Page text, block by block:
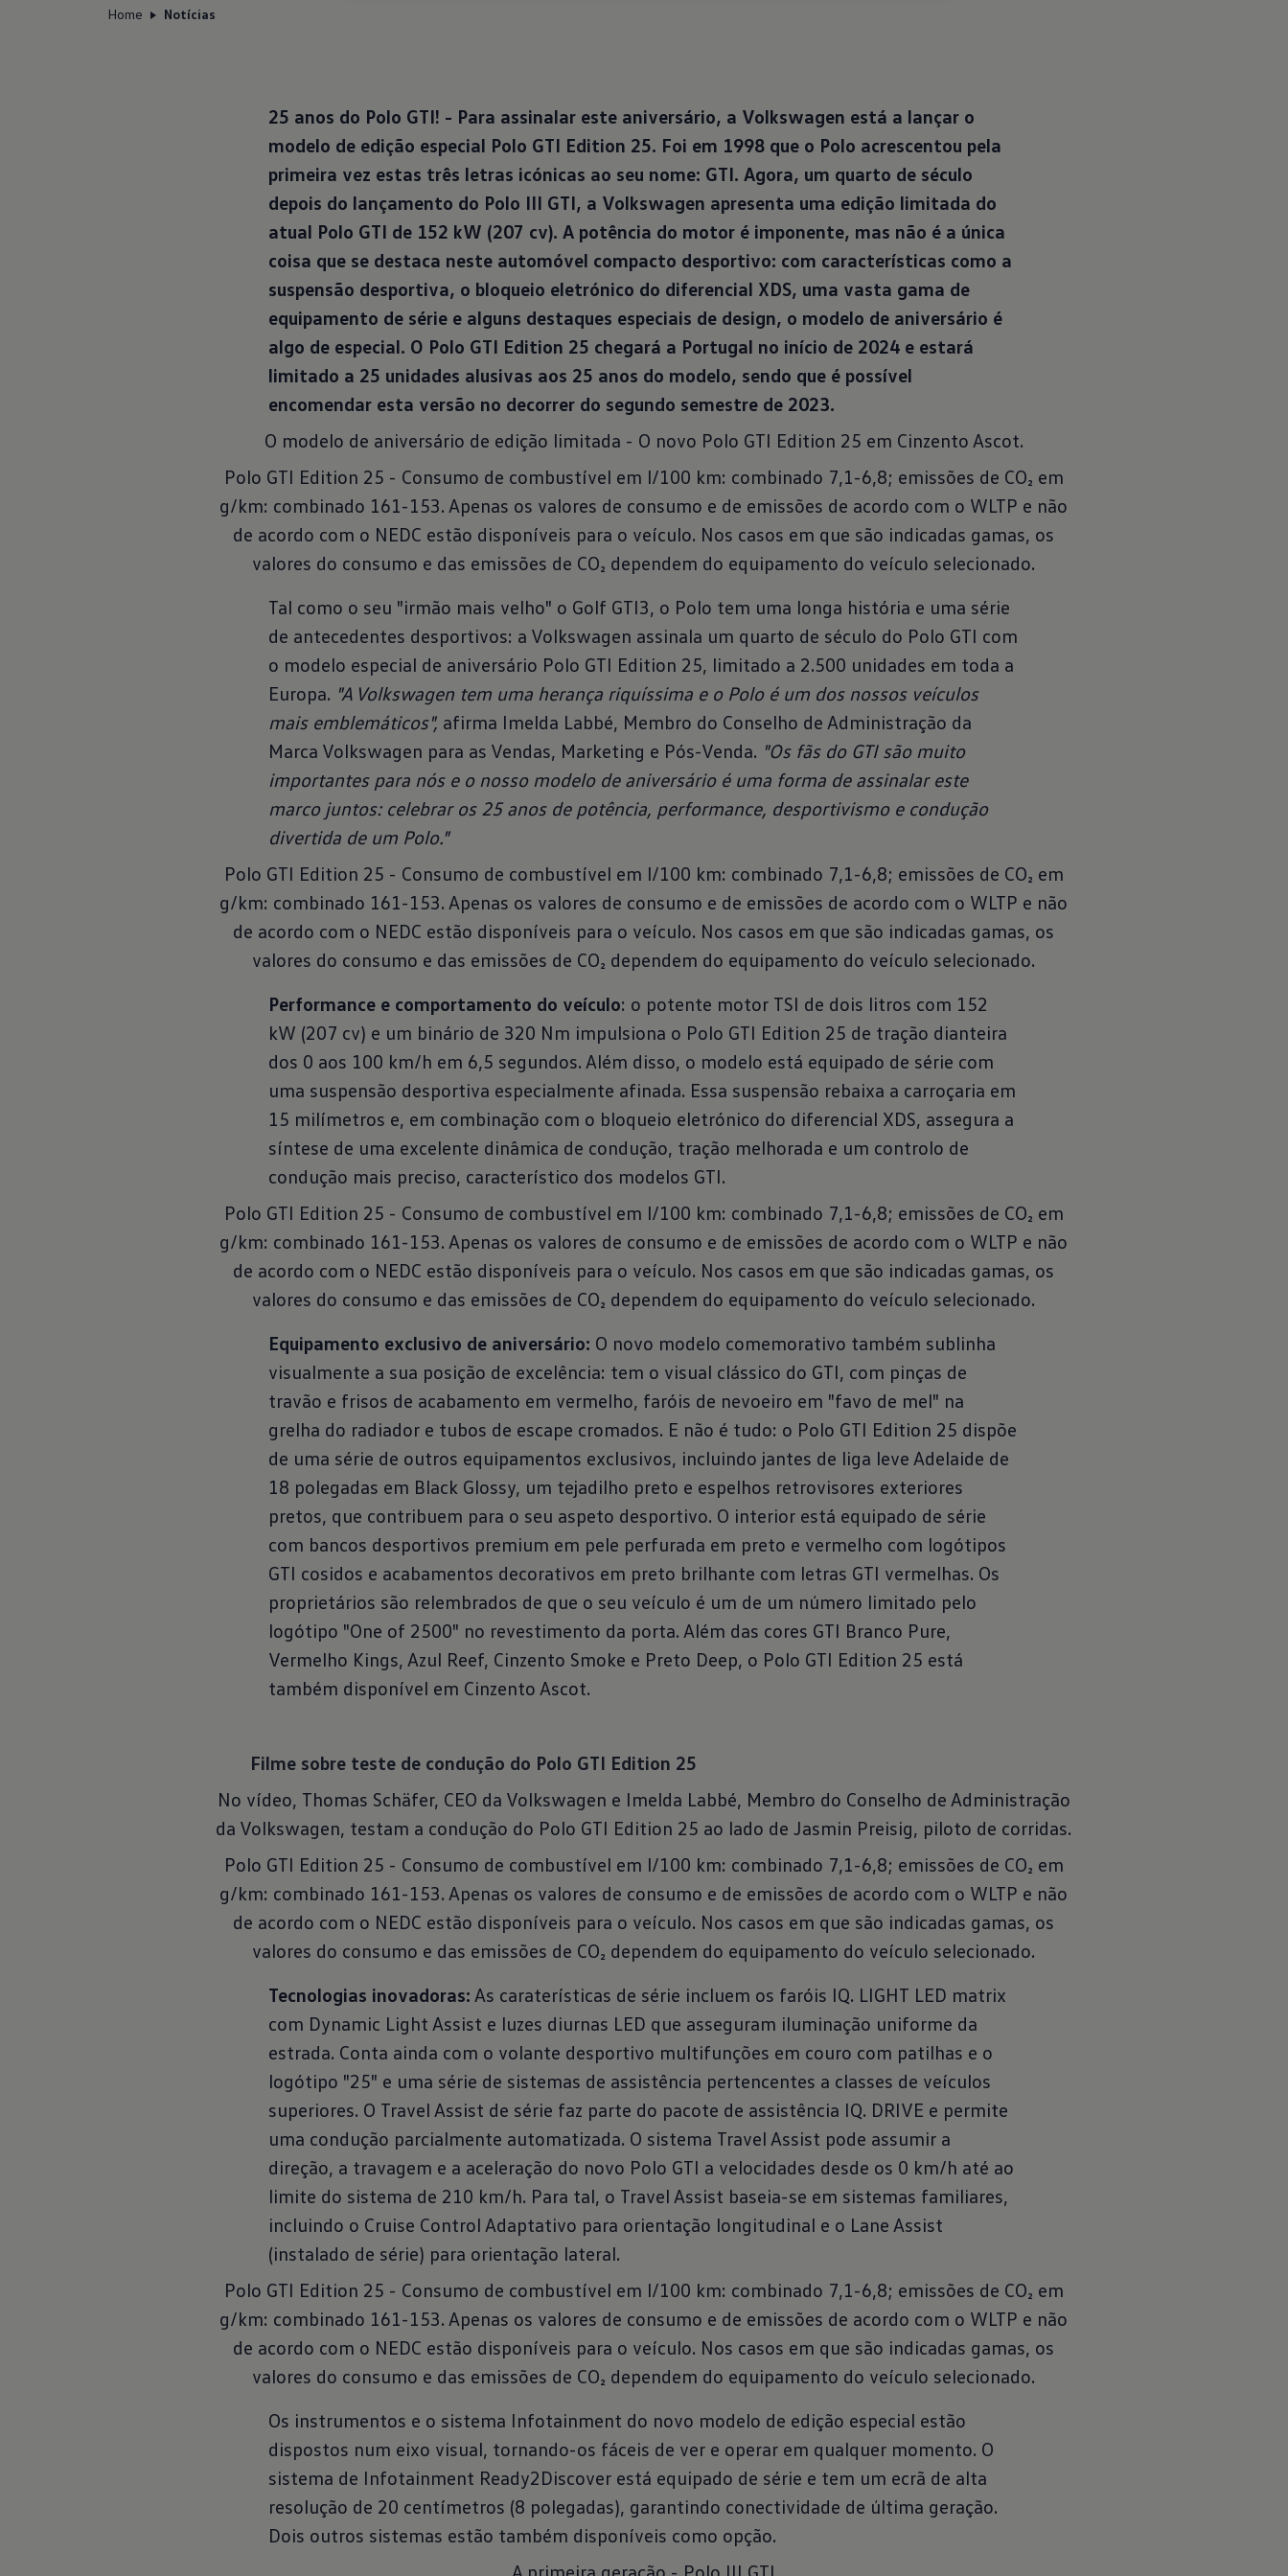
Home Notícias
25 anos do Polo GTI! - Para assinalar este aniversário, a Volkswagen está a lançar o
modelo de edição especial Polo GTI Edition 25. Foi em 1998 que o Polo acrescentou pela
primeira vez estas três letras icónicas ao seu nome: GTI. Agora, um quarto de século
depois do lançamento do Polo III GTI, a Volkswagen apresenta uma edição limitada do
atual Polo GTI de 152 kW (207 cv). A potência do motor é imponente, mas não é a única
coisa que se destaca neste automóvel compacto desportivo: com características como a
suspensão desportiva, o bloqueio eletrónico do diferencial XDS, uma vasta gama de
equipamento de série e alguns destaques especiais de design, o modelo de aniversário é
algo de especial. O Polo GTI Edition 25 chegará a Portugal no início de 2024 e estará
limitado a 25 unidades alusivas aos 25 anos do modelo, sendo que é possível
encomendar esta versão no decorrer do segundo semestre de 2023.
O modelo de aniversário de edição limitada - O novo Polo GTI Edition 25 em Cinzento Ascot.
Polo GTI Edition 25 - Consumo de combustível em l/100 km: combinado 7,1-6,8; emissões de CO₂ em
g/km: combinado 161-153. Apenas os valores de consumo e de emissões de acordo com o WLTP e não
de acordo com o NEDC estão disponíveis para o veículo. Nos casos em que são indicadas gamas, os
valores do consumo e das emissões de CO₂ dependem do equipamento do veículo selecionado.
Tal como o seu "irmão mais velho" o Golf GTI3, o Polo tem uma longa história e uma série
de antecedentes desportivos: a Volkswagen assinala um quarto de século do Polo GTI com
o modelo especial de aniversário Polo GTI Edition 25, limitado a 2.500 unidades em toda a
Europa. "A Volkswagen tem uma herança riquíssima e o Polo é um dos nossos veículos
mais emblemáticos", afirma Imelda Labbé, Membro do Conselho de Administração da
Marca Volkswagen para as Vendas, Marketing e Pós-Venda. "Os fãs do GTI são muito
importantes para nós e o nosso modelo de aniversário é uma forma de assinalar este
marco juntos: celebrar os 25 anos de potência, performance, desportivismo e condução
divertida de um Polo."
Polo GTI Edition 25 - Consumo de combustível em l/100 km: combinado 7,1-6,8; emissões de CO₂ em
g/km: combinado 161-153. Apenas os valores de consumo e de emissões de acordo com o WLTP e não
de acordo com o NEDC estão disponíveis para o veículo. Nos casos em que são indicadas gamas, os
valores do consumo e das emissões de CO₂ dependem do equipamento do veículo selecionado.
Performance e comportamento do veículo: o potente motor TSI de dois litros com 152
kW (207 cv) e um binário de 320 Nm impulsiona o Polo GTI Edition 25 de tração dianteira
dos 0 aos 100 km/h em 6,5 segundos. Além disso, o modelo está equipado de série com
uma suspensão desportiva especialmente afinada. Essa suspensão rebaixa a carroçaria em
15 milímetros e, em combinação com o bloqueio eletrónico do diferencial XDS, assegura a
síntese de uma excelente dinâmica de condução, tração melhorada e um controlo de
condução mais preciso, característico dos modelos GTI.
Polo GTI Edition 25 - Consumo de combustível em l/100 km: combinado 7,1-6,8; emissões de CO₂ em
g/km: combinado 161-153. Apenas os valores de consumo e de emissões de acordo com o WLTP e não
de acordo com o NEDC estão disponíveis para o veículo. Nos casos em que são indicadas gamas, os
valores do consumo e das emissões de CO₂ dependem do equipamento do veículo selecionado.
Equipamento exclusivo de aniversário: O novo modelo comemorativo também sublinha
visualmente a sua posição de excelência: tem o visual clássico do GTI, com pinças de
travão e frisos de acabamento em vermelho, faróis de nevoeiro em "favo de mel" na
grelha do radiador e tubos de escape cromados. E não é tudo: o Polo GTI Edition 25 dispõe
de uma série de outros equipamentos exclusivos, incluindo jantes de liga leve Adelaide de
18 polegadas em Black Glossy, um tejadilho preto e espelhos retrovisores exteriores
pretos, que contribuem para o seu aspeto desportivo. O interior está equipado de série
com bancos desportivos premium em pele perfurada em preto e vermelho com logótipos
GTI cosidos e acabamentos decorativos em preto brilhante com letras GTI vermelhas. Os
proprietários são relembrados de que o seu veículo é um de um número limitado pelo
logótipo "One of 2500" no revestimento da porta. Além das cores GTI Branco Pure,
Vermelho Kings, Azul Reef, Cinzento Smoke e Preto Deep, o Polo GTI Edition 25 está
também disponível em Cinzento Ascot.
Filme sobre teste de condução do Polo GTI Edition 25
No vídeo, Thomas Schäfer, CEO da Volkswagen e Imelda Labbé, Membro do Conselho de Administração
da Volkswagen, testam a condução do Polo GTI Edition 25 ao lado de Jasmin Preisig, piloto de corridas.
Polo GTI Edition 25 - Consumo de combustível em l/100 km: combinado 7,1-6,8; emissões de CO₂ em
g/km: combinado 161-153. Apenas os valores de consumo e de emissões de acordo com o WLTP e não
de acordo com o NEDC estão disponíveis para o veículo. Nos casos em que são indicadas gamas, os
valores do consumo e das emissões de CO₂ dependem do equipamento do veículo selecionado.
Tecnologias inovadoras: As caraterísticas de série incluem os faróis IQ. LIGHT LED matrix
com Dynamic Light Assist e luzes diurnas LED que asseguram iluminação uniforme da
estrada. Conta ainda com o volante desportivo multifunções em couro com patilhas e o
logótipo "25" e uma série de sistemas de assistência pertencentes a classes de veículos
superiores. O Travel Assist de série faz parte do pacote de assistência IQ. DRIVE e permite
uma condução parcialmente automatizada. O sistema Travel Assist pode assumir a
direção, a travagem e a aceleração do novo Polo GTI a velocidades desde os 0 km/h até ao
limite do sistema de 210 km/h. Para tal, o Travel Assist baseia-se em sistemas familiares,
incluindo o Cruise Control Adaptativo para orientação longitudinal e o Lane Assist
(instalado de série) para orientação lateral.
Polo GTI Edition 25 - Consumo de combustível em l/100 km: combinado 7,1-6,8; emissões de CO₂ em
g/km: combinado 161-153. Apenas os valores de consumo e de emissões de acordo com o WLTP e não
de acordo com o NEDC estão disponíveis para o veículo. Nos casos em que são indicadas gamas, os
valores do consumo e das emissões de CO₂ dependem do equipamento do veículo selecionado.
Os instrumentos e o sistema Infotainment do novo modelo de edição especial estão
dispostos num eixo visual, tornando-os fáceis de ver e operar em qualquer momento. O
sistema de Infotainment Ready2Discover está equipado de série e tem um ecrã de alta
resolução de 20 centímetros (8 polegadas), garantindo conectividade de última geração.
Dois outros sistemas estão também disponíveis como opção.
A primeira geração - Polo III GTI